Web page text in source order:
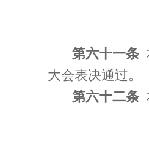
第六十一条
大会表决通过。
第六十二条